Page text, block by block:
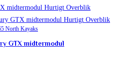
Hurtigt Overblik
Hurtigt Overblik
North Kayaks
GTX midtermodul